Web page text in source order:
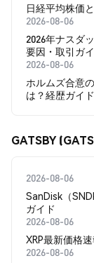
日経平均株価
2026-08-06
2026年ナスダ
要因・取引ガ
2026-08-06
ホルムズ合意
は？経歴ガイド
GATSBY
2026-08-06
SanDisk（
ガイド
2026-08-06
XRP最新価格
2026-08-06